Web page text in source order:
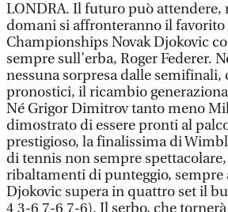
LONDRA. Il futuro può attendere,
domani si affronteranno il favorito
Championships Novak Djokovic
sempre sull’erba, Roger Federer.
nessuna sorpresa dalle
pronostici, il ricambio
Né Grigor Dimitrov tanto meno
dimostrato di essere pronti al
prestigioso, la finalissima di
di tennis non sempre spettacolare,
ribaltamenti di punteggio, sempre
Djokovic supera in quattro set il
4 3-6 7-6 7-6). Il serbo, che